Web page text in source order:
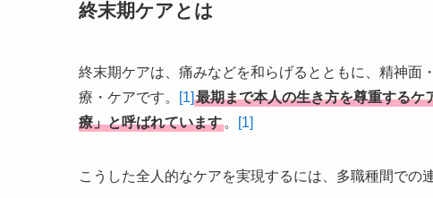
終末期ケアとは
終末期ケアは、痛みなどを和らげるとともに、精神面
療・ケアです。
[1] 最期まで本人の生き方を尊重するケ
療」と呼ばれています 。 [1]
こうした全人的なケアを実現するには、多職種間での